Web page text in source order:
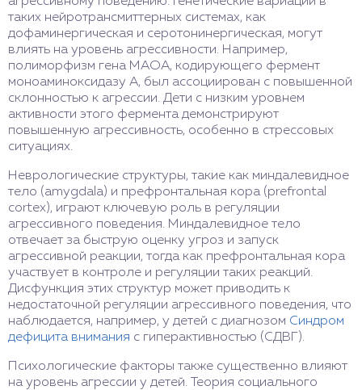
таких нейротрансмиттерных системах, как
дофаминергическая и серотонинергическая, могут
влиять на уровень агрессивности. Например,
полиморфизм гена MAOA, кодирующего фермент
моноаминоксидазу А, был ассоциирован с повышенной
склонностью к агрессии. Дети с низким уровнем
активности этого фермента демонстрируют
повышенную агрессивность, особенно в стрессовых
ситуациях.
Неврологические структуры, такие как миндалевидное
тело (amygdala) и префронтальная кора (prefrontal
cortex), играют ключевую роль в регуляции
агрессивного поведения. Миндалевидное тело
отвечает за быструю оценку угроз и запуск
агрессивной реакции, тогда как префронтальная кора
участвует в контроле и регуляции таких реакций.
Дисфункция этих структур может приводить к
недостаточной регуляции агрессивного поведения, что
наблюдается, например, у детей с диагнозом Синдром
дефицита внимания с гиперактивностью (СДВГ).
Психологические факторы также существенно влияют
на уровень агрессии у детей. Теория социального